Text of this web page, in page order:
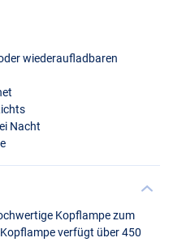
wiederaufladbaren
Nacht
Kopflampe zum
verfügt über 450